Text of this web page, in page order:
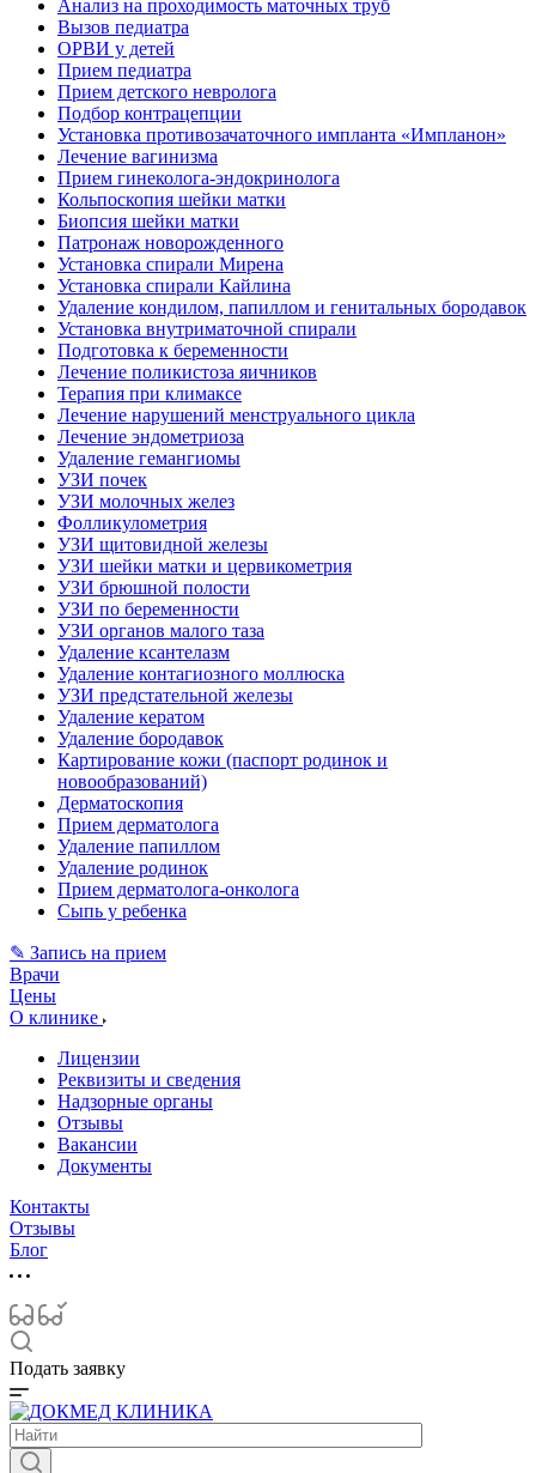
Анализ на проходимость маточных труб
Вызов педиатра
ОРВИ у детей
Прием педиатра
Прием детского невролога
Подбор контрацепции
Установка противозачаточного импланта «Импланон»
Лечение вагинизма
Прием гинеколога-эндокринолога
Кольпоскопия шейки матки
Биопсия шейки матки
Патронаж новорожденного
Установка спирали Мирена
Установка спирали Кайлина
Удаление кондилом, папиллом и генитальных бородавок
Установка внутриматочной спирали
Подготовка к беременности
Лечение поликистоза яичников
Терапия при климаксе
Лечение нарушений менструального цикла
Лечение эндометриоза
Удаление гемангиомы
УЗИ почек
УЗИ молочных желез
Фолликулометрия
УЗИ щитовидной железы
УЗИ шейки матки и цервикометрия
УЗИ брюшной полости
УЗИ по беременности
УЗИ органов малого таза
Удаление ксантелазм
Удаление контагиозного моллюска
УЗИ предстательной железы
Удаление кератом
Удаление бородавок
Картирование кожи (паспорт родинок и
новообразований)
Дерматоскопия
Прием дерматолога
Удаление папиллом
Удаление родинок
Прием дерматолога-онколога
Сыпь у ребенка
✎ Запись на прием
Врачи
Цены
О клинике
Лицензии
Реквизиты и сведения
Надзорные органы
Отзывы
Вакансии
Документы
Контакты
Отзывы
Блог
Подать заявку